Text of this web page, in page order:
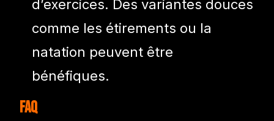
d’exercices. Des variantes douces
comme les étirements ou la
natation peuvent être
bénéfiques.
FAQ